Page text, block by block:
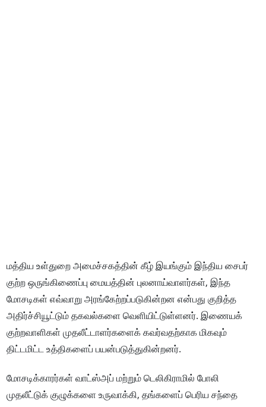
மத்திய உள்துறை அமைச்சகத்தின் கீழ் இயங்கும் இந்திய சைபர்
குற்ற ஒருங்கிணைப்பு மையத்தின் புலனாய்வாளர்கள், இந்த
மோசடிகள் எவ்வாறு அரங்கேற்றப்படுகின்றன என்பது குறித்த
அதிர்ச்சியூட்டும் தகவல்களை வெளியிட்டுள்ளனர். இணையக்
குற்றவாளிகள் முதலீட்டாளர்களைக் கவர்வதற்காக மிகவும்
திட்டமிட்ட உத்திகளைப் பயன்படுத்துகின்றனர்.
மோசடிக்காரர்கள் வாட்ஸ்அப் மற்றும் டெலிகிராமில் போலி
முதலீட்டுக் குழுக்களை உருவாக்கி, தங்களைப் பெரிய சந்தை